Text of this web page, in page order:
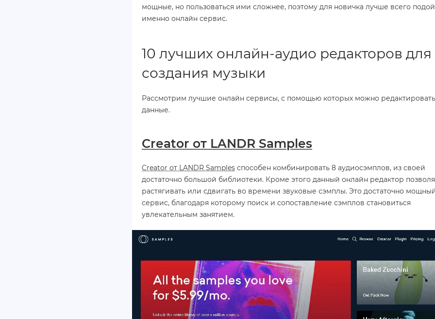
мощные, но пользоваться ими сложнее, поэтому для новичка лучше всего
именно онлайн сервис.
10 лучших онлайн-аудио редакторов для
создания музыки
Рассмотрим лучшие онлайн сервисы, с помощью которых можно
данные.
Creator от LANDR Samples
Creator от LANDR Samples способен комбинировать 8 аудиосэмплов, из своей
достаточно большой библиотеки. Кроме этого данный онлайн редактор
растягивать или сдвигать во времени звуковые сэмплы. Это достаточно
сервис, благодаря которому поиск и сопоставление сэмплов становиться
увлекательным занятием.